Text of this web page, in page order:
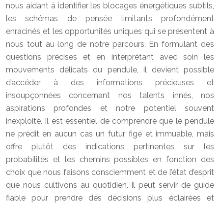
nous aidant à identifier les blocages énergétiques subtils,
les schémas de pensée limitants profondément
enracinés et les opportunités uniques qui se présentent à
nous tout au long de notre parcours. En formulant des
questions précises et en interprétant avec soin les
mouvements délicats du pendule, il devient possible
d’accéder à des informations précieuses et
insoupçonnées concernant nos talents innés, nos
aspirations profondes et notre potentiel souvent
inexploité. Il est essentiel de comprendre que le pendule
ne prédit en aucun cas un futur figé et immuable, mais
offre plutôt des indications pertinentes sur les
probabilités et les chemins possibles en fonction des
choix que nous faisons consciemment et de l’état d’esprit
que nous cultivons au quotidien. Il peut servir de guide
fiable pour prendre des décisions plus éclairées et